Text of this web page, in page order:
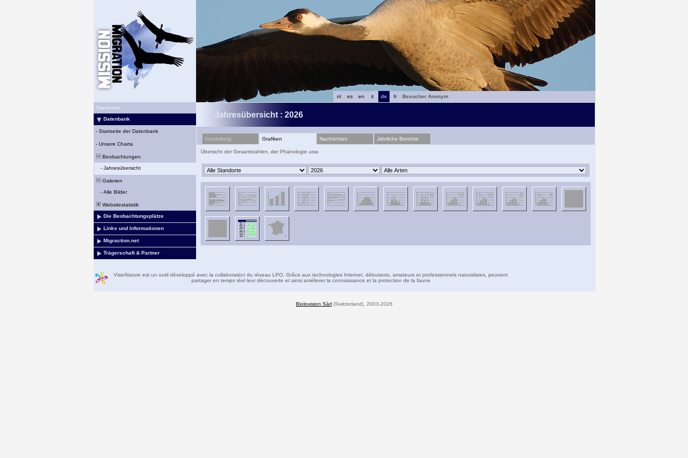
fr
de
it
en
es
nl
Besucher Anonym
Startseite
Datenbank
- Startseite der Datenbank
- Unsere Charta
Beobachtungen
- Jahresübersicht
Galerien
- Alle Bilder
Websitestatistik
Die Beobachtungsplätze
Links und Informationen
Migraction.net
Trägerschaft & Partner
Jahresübersicht : 2026
Vorstellung Grafiken Nachrichten Jährliche Berichte
Übersicht der Gesamtzahlen, der Phänologie usw.
VisioNature est un outil développé avec la collaboration du réseau LPO. Grâce aux technologies Internet, débutants, amateurs et professionnels naturalistes, peuvent
partager en temps réel leur découverte et ainsi améliorer la connaissance et la protection de la faune
Biolovision Sàrl (Switzerland), 2003-2026